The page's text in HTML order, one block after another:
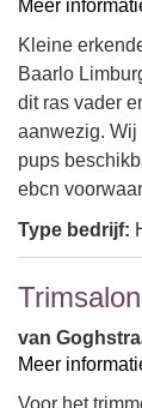
Meer
Kleine
Baarlo
dit ras vader
aanwezig. Wij
pups
ebcn
Type bedrijf:
van
Meer
Voor het